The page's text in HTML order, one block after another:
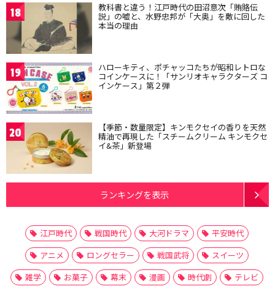
18 教科書と違う！江戸時代の田沼意次「賄賂伝
説」の嘘と、水野忠邦が「大奥」を敵に回した
本当の理由
19 ハローキティ、ポチャッコたちが昭和レトロな
コインケースに！「サンリオキャラクターズ コ
インケース」第２弾
20 【季節・数量限定】キンモクセイの香りを天然
精油で再現した「スチームクリーム キンモクセ
イ&茶」新登場
ランキングを表示
江戸時代 戦国時代 大河ドラマ
平安時代
アニメ
ロングセラー 戦国武将
スイーツ
雑学
お菓子 幕末 漫画 時代劇
テレビ